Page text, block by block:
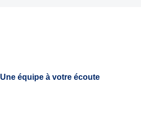
Une équipe à votre écoute